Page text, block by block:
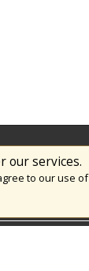
our services.
to our use of